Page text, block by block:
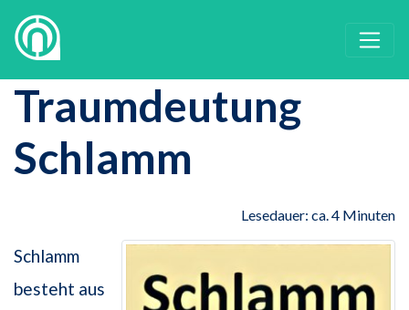
Traumdeutung
Schlamm
Lesedauer: ca. 4 Minuten
Schlamm
besteht aus